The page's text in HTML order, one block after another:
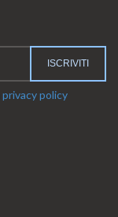
privacy policy